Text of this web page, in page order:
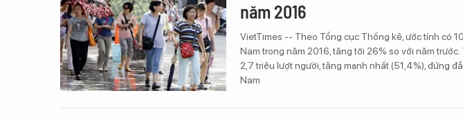
năm 2016
VietTimes -- Theo Tổng cục Thống kê, ước tính có
Nam trong năm 2016, tăng tới 26% so với năm
2,7 triệu lượt người, tăng mạnh nhất (51,4%), đứng
Nam